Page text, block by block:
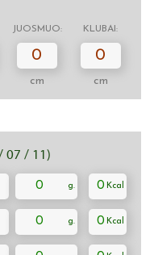
JUOSMUO: KLUBAI:
0
cm
0
cm
07 / 11)
0 0
0 0